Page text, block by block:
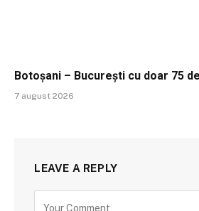
Botoșani – București cu doar 75
7 august 2026
LEAVE A REPLY